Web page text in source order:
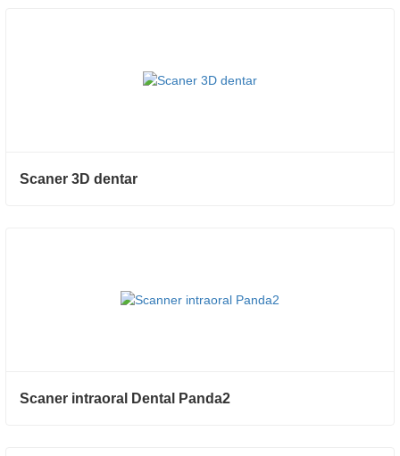
Scaner 3D dentar
Scaner intraoral Dental Panda2